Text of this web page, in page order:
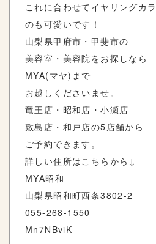
これに合わせてイヤリングカ
のも可愛いです！
山梨県甲府市・甲斐市の
美容室・美容院をお探しなら
MYA(マヤ)まで
お越しくださいませ。
竜王店・昭和店・小瀬店
敷島店・和戸店の5店舗から
ご予約できます。
詳しい住所はこちらから↓
MYA昭和
山梨県昭和町西条3802-2
055-268-1550
Mn7NBviK